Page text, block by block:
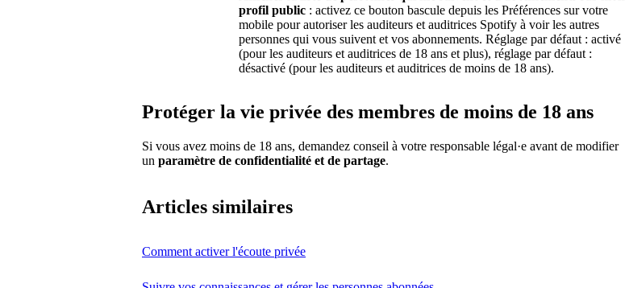
profil public : activez ce bouton bascule depuis les Préférences sur votre
mobile pour autoriser les auditeurs et auditrices Spotify à voir les autres
personnes qui vous suivent et vos abonnements. Réglage par défaut : activé
(pour les auditeurs et auditrices de 18 ans et plus), réglage par défaut :
désactivé (pour les auditeurs et auditrices de moins de 18 ans).
Protéger la vie privée des membres de moins de 18 ans
Si vous avez moins de 18 ans, demandez conseil à votre responsable légal·e avant de modifier
un paramètre de confidentialité et de partage.
Articles similaires
Comment activer l'écoute privée